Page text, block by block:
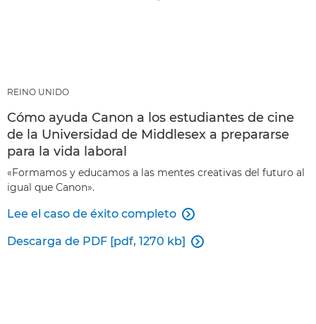
REINO UNIDO
Cómo ayuda Canon a los estudiantes de cine
de la Universidad de Middlesex a prepararse
para la vida laboral
«Formamos y educamos a las mentes creativas del futuro al
igual que Canon».
Lee el caso de éxito completo 
Descarga de PDF [pdf, 1270 kb] 